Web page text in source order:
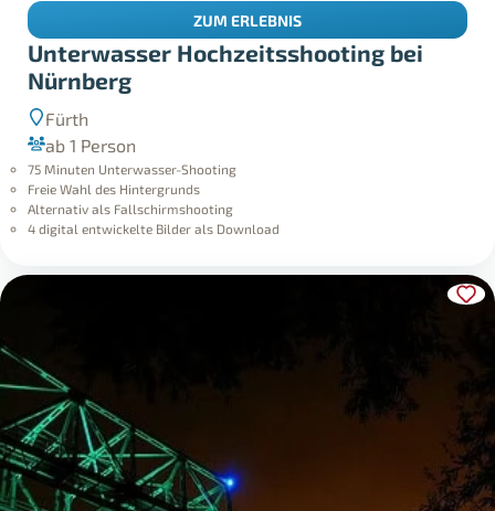
Unterwasser Hochzeitsshooting bei
Nürnberg
Fürth
ab 1 Person
75 Minuten Unterwasser-Shooting
Freie Wahl des Hintergrunds
Alternativ als Fallschirmshooting
4 digital entwickelte Bilder als Download
ZUM ERLEBNIS